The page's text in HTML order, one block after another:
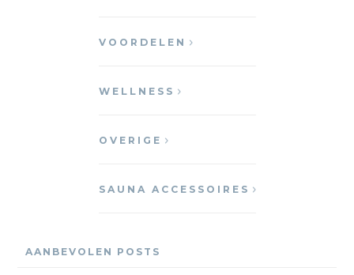
VOORDELEN
WELLNESS
OVERIGE
SAUNA ACCESSOIRES
AANBEVOLEN POSTS